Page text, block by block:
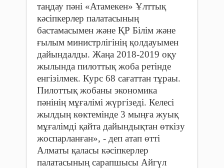
таңдау пәні «Атамекен» Ұлттық
кәсіпкерлер палатасының
бастамасымен және ҚР Білім және
ғылым министрлігінің қолдауымен
дайындалды. Жаңа 2018-2019 оқу
жылында пилоттық жоба ретінде
енгізілмек. Курс 68 сағаттан тұраы.
Пилоттық жобаны экономика
пәнінің мұғалімі жүргізеді. Келесі
жылдың көктемінде 3 мыңға жуық
мұғалімді қайта дайындықтан өткізу
жоспарланған», - деп атап өтті
Алматы қаласы кәсіпкерлер
палатасының сарапшысы Айгүл